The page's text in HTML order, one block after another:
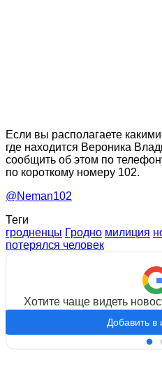
Если вы располагаете
где находится Вероника
сообщить об этом по
по короткому номеру 102.
@Neman102
Теги
гродненцы Гродно милиция
потерялся человек
Хотите чаще видеть
Добавить в